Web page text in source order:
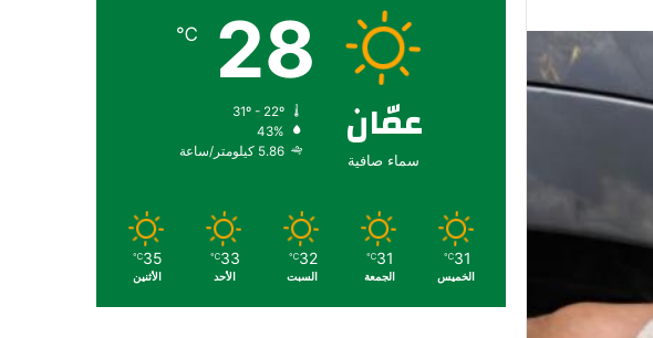
عمّان
سماء صافية
28
℃
43%
5.86 كيلومتر/ساعة
31
℃
الخميس
31
℃
الجمعة
32
℃
السبت
33
℃
الأحد
35
℃
الأثنين